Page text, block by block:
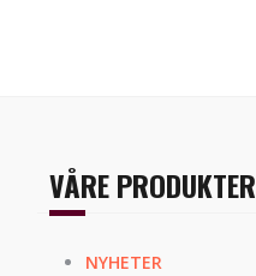
VÅRE PRODUKTER
NYHETER